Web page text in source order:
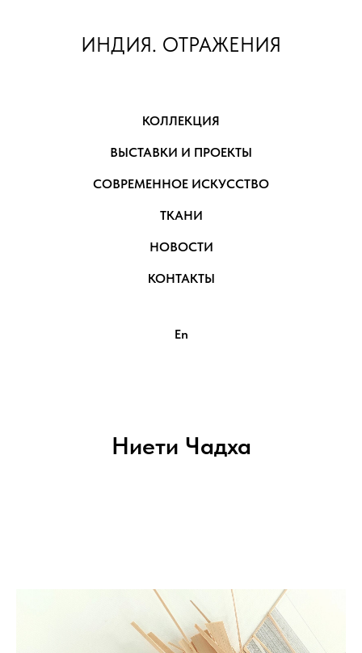
ИНДИЯ. ОТРАЖЕНИЯ
КОЛЛЕКЦИЯ
ВЫСТАВКИ И ПРОЕКТЫ
СОВРЕМЕННОЕ ИСКУССТВО
ТКАНИ
НОВОСТИ
КОНТАКТЫ
En
Ниети Чадха